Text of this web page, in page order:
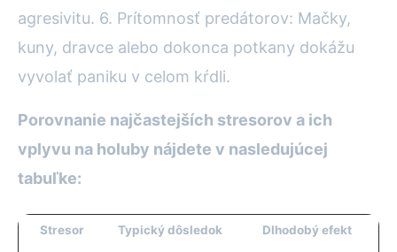
agresivitu. 6. Prítomnosť predátorov: Mačky,
kuny, dravce alebo dokonca potkany dokážu
vyvolať paniku v celom kŕdli.
Porovnanie najčastejších stresorov a ich
vplyvu na holuby nájdete v nasledujúcej
tabuľke:
Stresor Typický dôsledok Dlhodobý efekt